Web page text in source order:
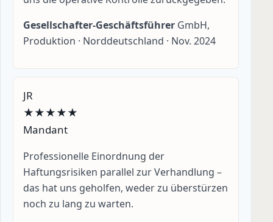
Gesellschafter-Geschäftsführer GmbH,
Produktion · Norddeutschland · Nov. 2024
JR
★★★★★
Mandant
Professionelle Einordnung der
Haftungsrisiken parallel zur Verhandlung –
das hat uns geholfen, weder zu überstürzen
noch zu lang zu warten.